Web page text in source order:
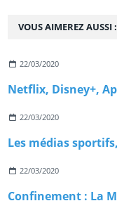
VOUS AIMEREZ AUSSI :
22/03/2020
22/03/2020
22/03/2020